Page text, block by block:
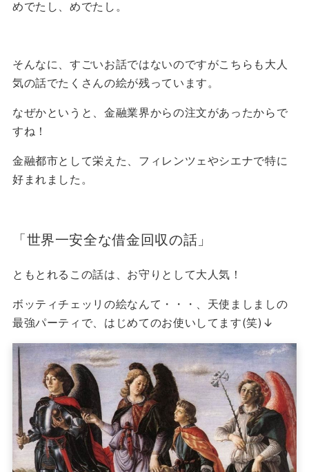
めでたし、めでたし。
そんなに、すごいお話ではないのですがこちらも大人
気の話でたくさんの絵が残っています。
なぜかというと、金融業界からの注文があったからで
すね！
金融都市として栄えた、フィレンツェやシエナで特に
好まれました。
「世界一安全な借金回収の話」
ともとれるこの話は、お守りとして大人気！
ボッティチェッリの絵なんて・・・、天使ましましの
最強パーティで、はじめてのお使いしてます(笑)↓